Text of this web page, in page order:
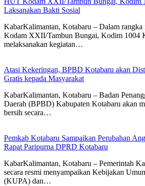
Laksanakan Bakti Sosial
KabarKalimantan, Kotabaru – Dalam
Kodam XXII/Tambun Bungai, Kodim 1004
melaksanakan kegiatan…
Atasi Kekeringan, BPBD Kotabaru akan
Gratis kepada Masyarakat
KabarKalimantan, Kotabaru – Badan
Daerah (BPBD) Kabupaten Kotabaru akan
bersih secara…
Pemkab Kotabaru Sampaikan Perubahan
Rapat Paripurna DPRD Kotabaru
KabarKalimantan, Kotabaru – Pemerintah
secara resmi menyampaikan Kebijakan
(KUPA) dan…